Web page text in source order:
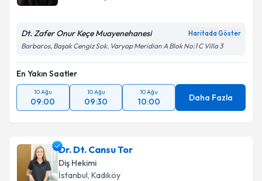
Dt. Zafer Onur Keçe Muayenehanesi Haritada Göster
Barbaros, Başak Cengiz Sok. Varyap Meridian A Blok No:1 C Villa 3
En Yakın Saatler
10 Ağu
09:00
10 Ağu
09:30
10 Ağu
10:00 Daha Fazla
Dr. Dt. Cansu Tor
Diş Hekimi
İstanbul, Kadıköy